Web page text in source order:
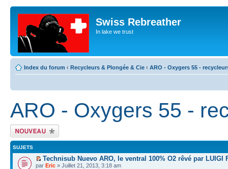
Swiss Rebreather
In lake we trust
Index du forum ‹ Recycleurs & Plongée & Cie ‹ ARO - Oxygers 55 -
ARO - Oxygers 55 -
Écrire un nouveau
sujet
SUJETS
Technisub Nuevo ARO, le ventral 100% O2 rêvé par LUIGI
par Eric » Juillet 21, 2013, 3:18 am